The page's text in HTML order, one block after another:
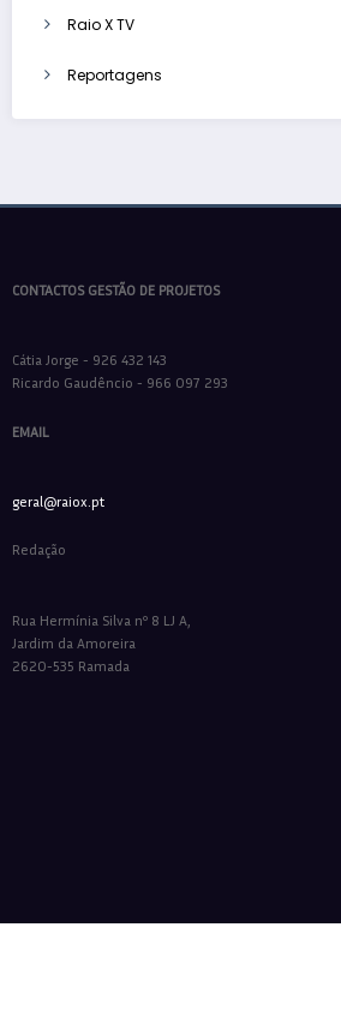
Raio X TV
Reportagens
CONTACTOS GESTÃO DE PROJETOS
Cátia Jorge - 926 432 143
Ricardo Gaudêncio - 966 097 293
EMAIL
geral@raiox.pt
Redação
Rua Hermínia Silva nº 8 LJ A,
Jardim da Amoreira
2620-535 Ramada